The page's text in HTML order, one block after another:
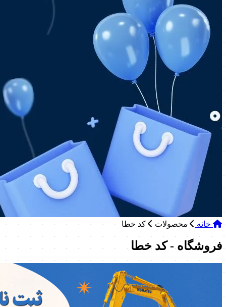
خانه محصولات کد خطا
فروشگاه - کد خطا